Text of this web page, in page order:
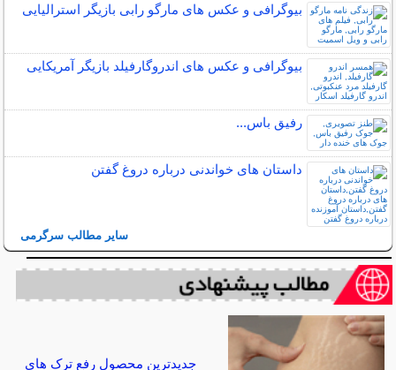
بیوگرافی و عکس های مارگو رابی بازیگر استرالیایی
بیوگرافی و عکس های اندروگارفیلد بازیگر آمریکایی
رفیق باس...
داستان های خواندنی درباره دروغ گفتن
سایر مطالب سرگرمی
جدیدترین محصول رفع ترک های